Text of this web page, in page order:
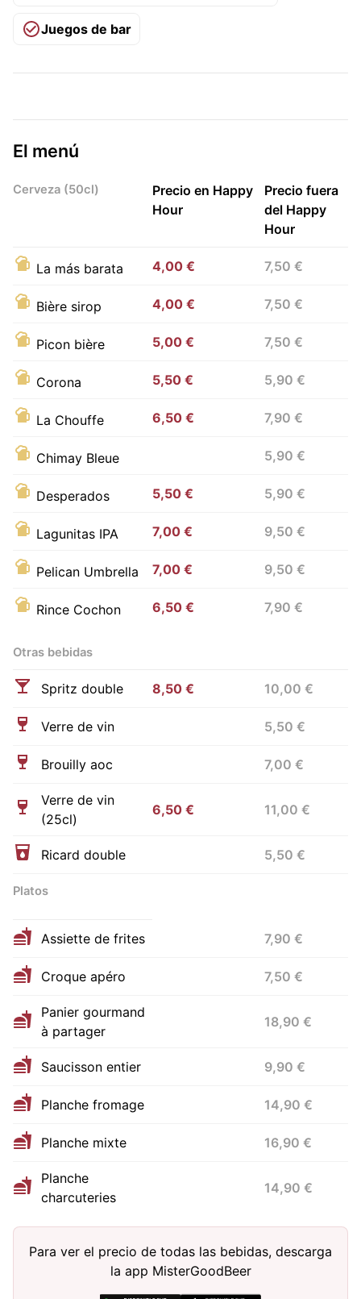
Juegos de bar
El menú
Cerveza (50cl)
Precio en Happy
Hour
Precio fuera
del Happy
Hour
La más barata 4,00 € 7,50 €
Bière sirop 4,00 € 7,50 €
Picon bière 5,00 € 7,50 €
Corona 5,50 € 5,90 €
La Chouffe 6,50 € 7,90 €
Chimay Bleue 5,90 €
Desperados 5,50 € 5,90 €
Lagunitas IPA 7,00 € 9,50 €
Pelican Umbrella 7,00 € 9,50 €
Rince Cochon 6,50 € 7,90 €
Otras bebidas
Spritz double 8,50 € 10,00 €
Verre de vin 5,50 €
Brouilly aoc 7,00 €
Verre de vin
(25cl)
6,50 € 11,00 €
Ricard double 5,50 €
Platos
Assiette de frites 7,90 €
Croque apéro 7,50 €
Panier gourmand
à partager
18,90 €
Saucisson entier 9,90 €
Planche fromage 14,90 €
Planche mixte 16,90 €
Planche
charcuteries
14,90 €
Para ver el precio de todas las bebidas, descarga
la app MisterGoodBeer